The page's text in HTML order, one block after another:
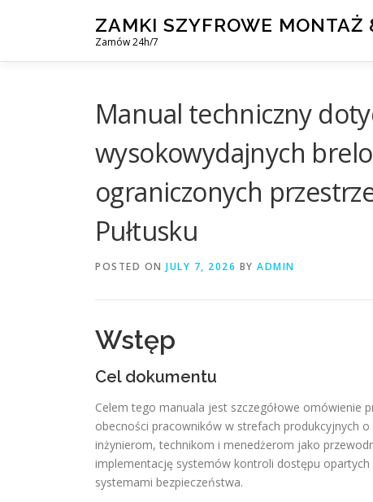
ZAMKI SZYFROWE MONTAŻ
Zamów 24h/7
Manual techniczny
wysokowydajnych
ograniczonych
Pułtusku
POSTED ON JULY 7, 2026 BY ADMIN
Wstęp
Cel dokumentu
Celem tego manuala jest szczegółowe omówienie
obecności pracowników w strefach produkcyjnych
inżynierom, technikom i menedżerom jako
implementację systemów kontroli dostępu
systemami bezpieczeństwa.